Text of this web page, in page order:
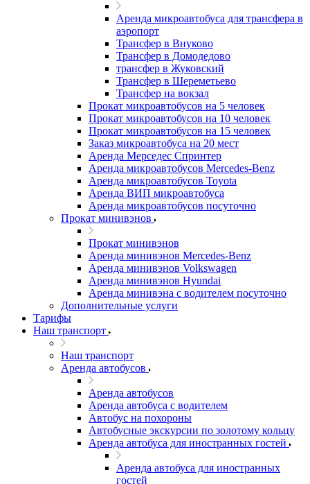
Аренда микроавтобуса для трансфера в
аэропорт
Трансфер в Внуково
Трансфер в Домодедово
трансфер в Жуковский
Трансфер в Шереметьево
Трансфер на вокзал
Прокат микроавтобусов на 5 человек
Прокат микроавтобусов на 10 человек
Прокат микроавтобусов на 15 человек
Заказ микроавтобуса на 20 мест
Аренда Мерседес Спринтер
Аренда микроавтобусов Mercedes-Benz
Аренда микроавтобусов Toyota
Аренда ВИП микроавтобуса
Аренда микроавтобусов посуточно
Прокат минивэнов
Прокат минивэнов
Аренда минивэнов Mercedes-Benz
Аренда минивэнов Volkswagen
Аренда минивэнов Hyundai
Аренда минивэна с водителем посуточно
Дополнительные услуги
Тарифы
Наш транспорт
Наш транспорт
Аренда автобусов
Аренда автобусов
Аренда автобуса с водителем
Автобус на похороны
Автобусные экскурсии по золотому кольцу
Аренда автобуса для иностранных гостей
Аренда автобуса для иностранных
гостей